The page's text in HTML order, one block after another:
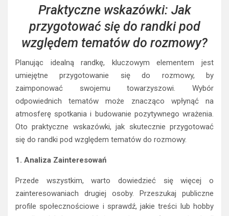
Praktyczne wskazówki: Jak
przygotować się do randki pod
względem tematów do rozmowy?
Planując idealną randkę, kluczowym elementem jest
umiejętne przygotowanie się do rozmowy, by
zaimponować swojemu towarzyszowi. Wybór
odpowiednich tematów może znacząco wpłynąć na
atmosferę spotkania i budowanie pozytywnego wrażenia.
Oto praktyczne wskazówki, jak skutecznie przygotować
się do randki pod względem tematów do rozmowy.
1. Analiza Zainteresowań
Przede wszystkim, warto dowiedzieć się więcej o
zainteresowaniach drugiej osoby. Przeszukaj publiczne
profile społecznościowe i sprawdź, jakie treści lub hobby